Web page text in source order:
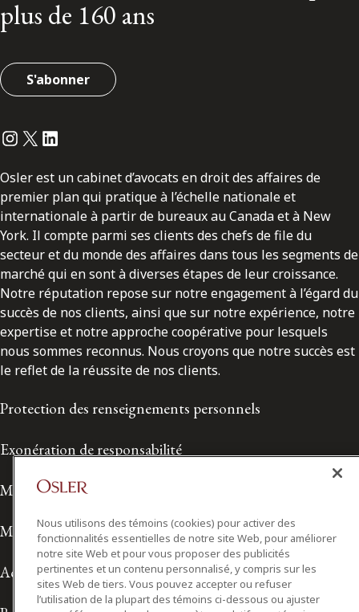
plus de 160 ans
S'abonner
Instagram
Twitter
LinkedIn
Osler est un cabinet d’avocats en droit des affaires de
premier plan qui pratique à l’échelle nationale et
internationale à partir de bureaux au Canada et à New
York. Il compte parmi ses clients des chefs de file du
secteur et du monde des affaires dans tous les segments de
marché qui en sont à diverses étapes de leur croissance.
Notre réputation repose sur notre engagement à l’égard du
succès de nos clients, ainsi que sur notre expérience, notre
expertise et notre approche coopérative pour lesquels
nous sommes reconnus. Nous croyons que notre succès est
le reflet de la réussite de nos clients.
Protection des renseignements personnels
Exonération de responsabilité
Modalités de prestation de services
Modalités d'utilisation
Accessibilité
Nous utilisons des témoins (cookies) pour activer des
fonctionnalités essentielles de notre site Web, pour améliorer
notre site Web et pour vous proposer des publicités
pertinentes et un contenu personnalisé, y compris sur les
sites Web de tiers. Vous pouvez accepter ou refuser
l’utilisation de la plupart des témoins ci-dessous ou ajuster